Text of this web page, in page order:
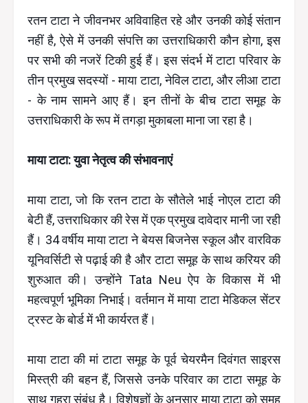
रतन टाटा ने जीवनभर अविवाहित रहे और उनकी कोई संतान
नहीं है, ऐसे में उनकी संपत्ति का उत्तराधिकारी कौन होगा, इस
पर सभी की नजरें टिकी हुई हैं। इस संदर्भ में टाटा परिवार के
तीन प्रमुख सदस्यों - माया टाटा, नेविल टाटा, और लीआ टाटा
- के नाम सामने आए हैं। इन तीनों के बीच टाटा समूह के
उत्तराधिकारी के रूप में तगड़ा मुकाबला माना जा रहा है।
माया टाटा: युवा नेतृत्व की संभावनाएं
माया टाटा, जो कि रतन टाटा के सौतेले भाई नोएल टाटा की
बेटी हैं, उत्तराधिकार की रेस में एक प्रमुख दावेदार मानी जा रही
हैं। 34 वर्षीय माया टाटा ने बेयस बिजनेस स्कूल और वारविक
यूनिवर्सिटी से पढ़ाई की है और टाटा समूह के साथ करियर की
शुरुआत की। उन्होंने Tata Neu ऐप के विकास में भी
महत्वपूर्ण भूमिका निभाई। वर्तमान में माया टाटा मेडिकल सेंटर
ट्रस्ट के बोर्ड में भी कार्यरत हैं।
माया टाटा की मां टाटा समूह के पूर्व चेयरमैन दिवंगत साइरस
मिस्त्री की बहन हैं, जिससे उनके परिवार का टाटा समूह के
साथ गहरा संबंध है। विशेषज्ञों के अनुसार माया टाटा को समूह